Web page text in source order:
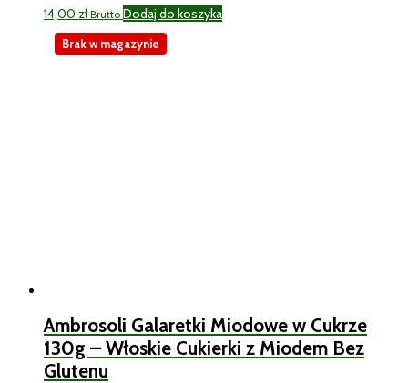
14,00 zł Brutto Dodaj do koszyka
Ambrosoli Galaretki Miodowe w Cukrze
130g – Włoskie Cukierki z Miodem Bez
Glutenu
Brak w magazynie